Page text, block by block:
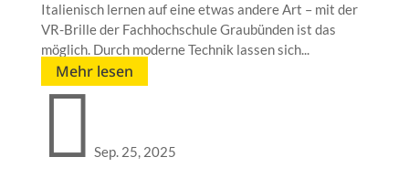
Italienisch lernen auf eine etwas andere Art – mit der
VR-Brille der Fachhochschule Graubünden ist das
möglich. Durch moderne Technik lassen sich...
Mehr lesen
 Sep. 25, 2025